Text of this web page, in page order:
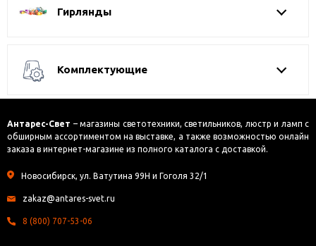
Гирлянды
Комплектующие
Антарес-Свет – магазины светотехники, светильников, люстр и ламп с
обширным ассортиментом на выставке, а также возможностью онлайн
заказа в интернет-магазине из полного каталога с доставкой.
Новосибирск, ул. Ватутина 99Н и Гоголя 32/1
zakaz@antares-svet.ru
8 (800) 707-53-06